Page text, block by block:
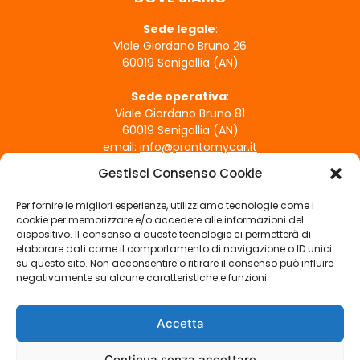
Gestisci Consenso Cookie
Per fornire le migliori esperienze, utilizziamo tecnologie come i
cookie per memorizzare e/o accedere alle informazioni del
dispositivo. Il consenso a queste tecnologie ci permetterà di
elaborare dati come il comportamento di navigazione o ID unici
su questo sito. Non acconsentire o ritirare il consenso può influire
negativamente su alcune caratteristiche e funzioni.
Accetta
s
e
a
a
Sede legale:
Viale Giordano Bruno 26
60019 Senigallia (AN)
Sede operativa:
Viale Giordano Bruno 81
60019 Senigallia (AN)
email: info@prontomycar.it
ORARI DI APERTURA
Lunedì - Venerdì
09:00 - 12:30 | 15:30 - 19:30
Sabato
09:00 - 12:30
Domenica
SEGUICI SUI SOCIAL